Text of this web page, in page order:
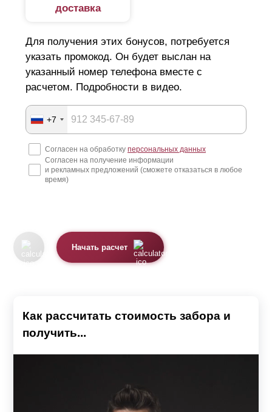
доставка
Для получения этих бонусов, потребуется
указать промокод. Он будет выслан на
указанный номер телефона вместе с
расчетом. Подробности в видео.
+7
Согласен на обработку персональных данных
Согласен на получение информации
и рекламных предложений (сможете отказаться в любое
время)
Начать расчет
Как рассчитать стоимость забора и
получить...